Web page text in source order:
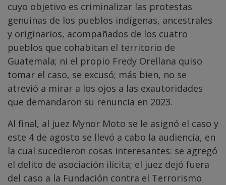
cuyo objetivo es criminalizar las protestas
genuinas de los pueblos indígenas, ancestrales
y originarios, acompañados de los cuatro
pueblos que cohabitan el territorio de
Guatemala; ni el propio Fredy Orellana quiso
tomar el caso, se excusó; más bien, no se
atrevió a mirar a los ojos a las exautoridades
que demandaron su renuncia en 2023.
Al final, al juez Mynor Moto se le asignó el caso y
este 4 de agosto se llevó a cabo la audiencia, en
la cual sucedieron cosas interesantes: se agregó
el delito de asociación ilícita; el juez dejó fuera
del caso a la Fundación contra el Terrorismo